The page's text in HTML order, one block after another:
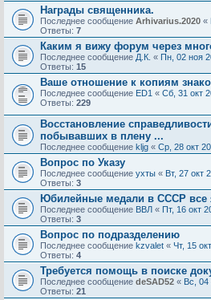
Награды священника.
Последнее сообщение Arhivarius.2020 «
Ответы: 7
Каким я вижу форум через
Последнее сообщение Д.К. « Пн, 02 ноя
Ответы: 15
Ваше отношение к копиям
Последнее сообщение ED1 « Сб, 31 окт
Ответы: 229
Восстановление
побывавших в плену ...
Последнее сообщение kljg « Ср, 28 окт
Вопрос по Указу
Последнее сообщение ухты « Вт, 27 окт
Ответы: 3
Юбилейные медали в СССР все
Последнее сообщение ВВЛ « Пт, 16 окт
Ответы: 3
Вопрос по подразделению
Последнее сообщение kzvalet « Чт, 15
Ответы: 4
Требуется помощь в поиске
Последнее сообщение deSAD52 « Вс, 04
Ответы: 21